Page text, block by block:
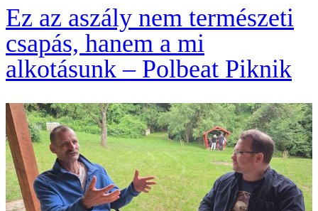
Ez az aszály nem természeti
csapás, hanem a mi
alkotásunk – Polbeat Piknik